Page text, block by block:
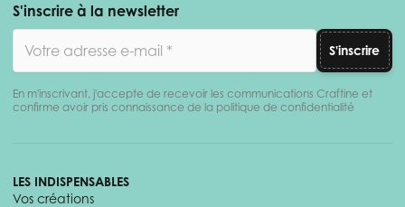
S'inscrire à la newsletter
S'inscrire
En m'inscrivant, j'accepte de recevoir les communications Craftine et
confirme avoir pris connaissance de la politique de confidentialité
LES INDISPENSABLES
Vos créations